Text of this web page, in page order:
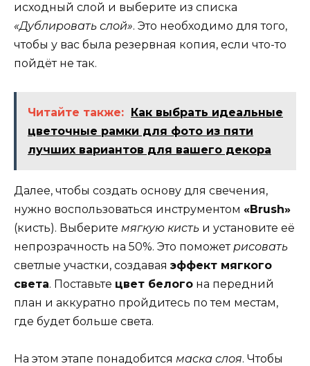
исходный слой и выберите из списка
«Дублировать слой». Это необходимо для того,
чтобы у вас была резервная копия, если что-то
пойдёт не так.
Читайте также: Как выбрать идеальные
цветочные рамки для фото из пяти
лучших вариантов для вашего декора
Далее, чтобы создать основу для свечения,
нужно воспользоваться инструментом «Brush»
(кисть). Выберите мягкую кисть и установите её
непрозрачность на 50%. Это поможет рисовать
светлые участки, создавая эффект мягкого
света. Поставьте цвет белого на передний
план и аккуратно пройдитесь по тем местам,
где будет больше света.
На этом этапе понадобится маска слоя. Чтобы